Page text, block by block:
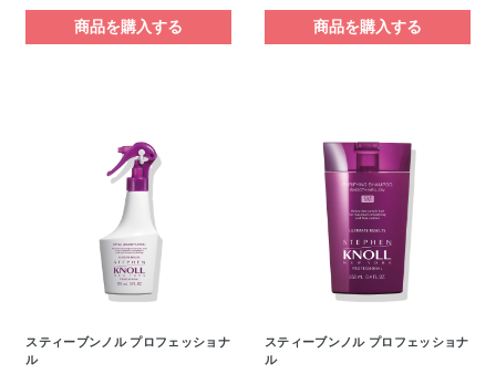
商品を購入する 商品を購入する
スティーブンノル プロフェッショナ
ル
スティーブンノル プロフェッショナ
ル